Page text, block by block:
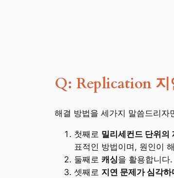
Q: Replication 지
해결 방법을 세가지 말씀드리자
첫째로 밀리세컨드 단위의
표적인 방법이며, 원인이
둘째로 캐싱을 활용합니다
셋째로 지연 문제가 심각